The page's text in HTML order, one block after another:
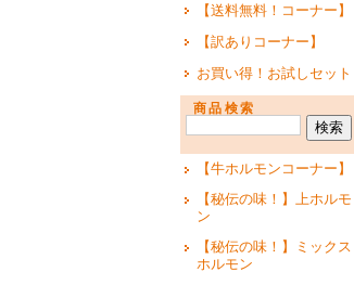
【送料無料！コーナー】
【訳ありコーナー】
お買い得！お試しセット
商品検索
【牛ホルモンコーナー】
【秘伝の味！】上ホルモ
ン
【秘伝の味！】ミックス
ホルモン